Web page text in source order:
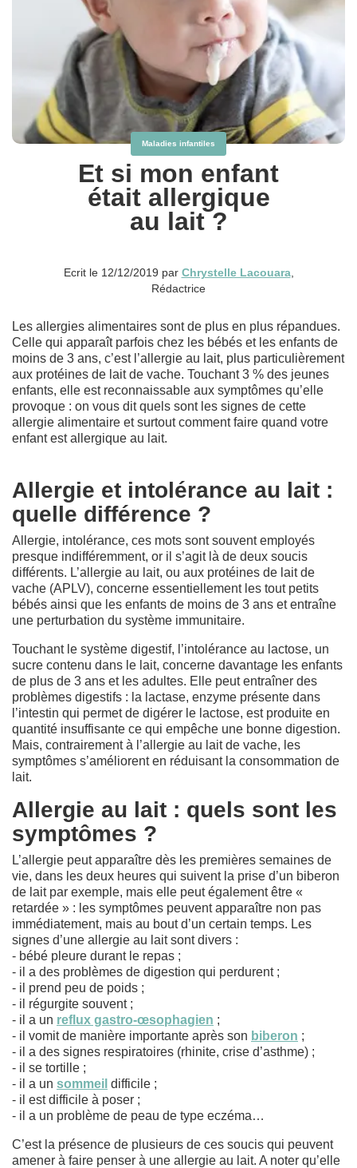
Maladies infantiles
Et si mon enfant
était allergique
au lait ?
Ecrit le 12/12/2019 par Chrystelle Lacouara,
Rédactrice
Les allergies alimentaires sont de plus en plus répandues.
Celle qui apparaît parfois chez les bébés et les enfants de
moins de 3 ans, c’est l’allergie au lait, plus particulièrement
aux protéines de lait de vache. Touchant 3 % des jeunes
enfants, elle est reconnaissable aux symptômes qu’elle
provoque : on vous dit quels sont les signes de cette
allergie alimentaire et surtout comment faire quand votre
enfant est allergique au lait.
Allergie et intolérance au lait :
quelle différence ?
Allergie, intolérance, ces mots sont souvent employés
presque indifféremment, or il s’agit là de deux soucis
différents. L’allergie au lait, ou aux protéines de lait de
vache (APLV), concerne essentiellement les tout petits
bébés ainsi que les enfants de moins de 3 ans et entraîne
une perturbation du système immunitaire.
Touchant le système digestif, l’intolérance au lactose, un
sucre contenu dans le lait, concerne davantage les enfants
de plus de 3 ans et les adultes. Elle peut entraîner des
problèmes digestifs : la lactase, enzyme présente dans
l’intestin qui permet de digérer le lactose, est produite en
quantité insuffisante ce qui empêche une bonne digestion.
Mais, contrairement à l’allergie au lait de vache, les
symptômes s’améliorent en réduisant la consommation de
lait.
Allergie au lait : quels sont les
symptômes ?
L’allergie peut apparaître dès les premières semaines de
vie, dans les deux heures qui suivent la prise d’un biberon
de lait par exemple, mais elle peut également être «
retardée » : les symptômes peuvent apparaître non pas
immédiatement, mais au bout d’un certain temps. Les
signes d’une allergie au lait sont divers :
- bébé pleure durant le repas ;
- il a des problèmes de digestion qui perdurent ;
- il prend peu de poids ;
- il régurgite souvent ;
- il a un reflux gastro-œsophagien ;
- il vomit de manière importante après son biberon ;
- il a des signes respiratoires (rhinite, crise d’asthme) ;
- il se tortille ;
- il a un sommeil difficile ;
- il est difficile à poser ;
- il a un problème de peau de type eczéma…
C’est la présence de plusieurs de ces soucis qui peuvent
amener à faire penser à une allergie au lait. A noter qu’elle